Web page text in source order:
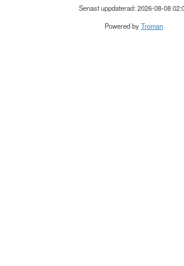
Senast uppdaterad: 2026-08-08
Powered byTroman